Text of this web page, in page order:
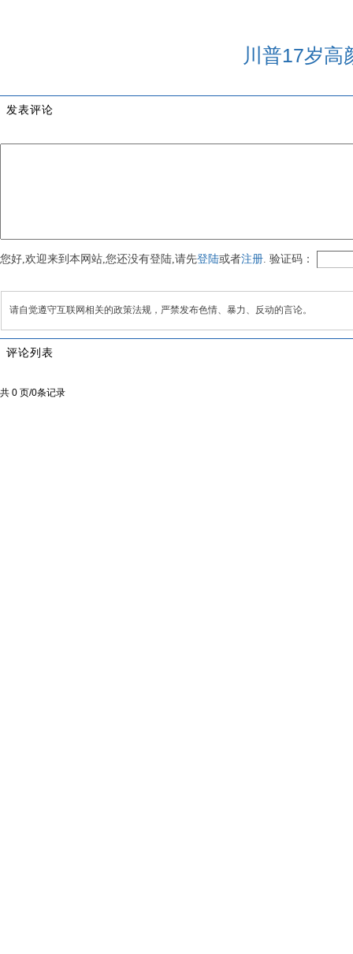
川普17岁高
发表评论
您好,欢迎来到本网站,您还没有登陆,请先登陆或者注册. 验证码：
请自觉遵守互联网相关的政策法规，严禁发布色情、暴力、反动的言论。
评论列表
共 0 页/0条记录